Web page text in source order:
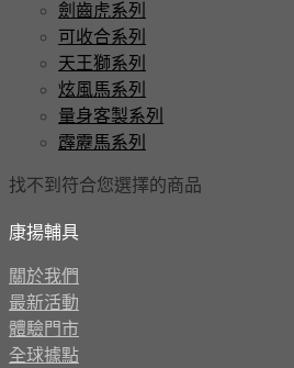
劍齒虎系列
可收合系列
天王獅系列
炫風馬系列
量身客製系列
霹靂馬系列
找不到符合您選擇的商品
康揚輔具
關於我們
最新活動
體驗門市
全球據點